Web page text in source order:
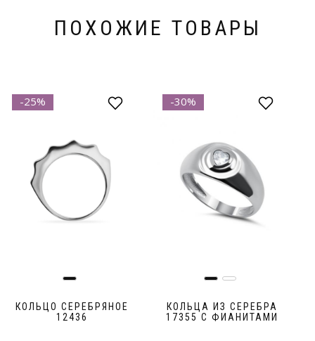
ПОХОЖИЕ ТОВАРЫ
КОЛЬЦО СЕРЕБРЯНОЕ
12436
-25%
КОЛЬЦА ИЗ СЕРЕБРА
17355 С ФИАНИТАМИ
-30%